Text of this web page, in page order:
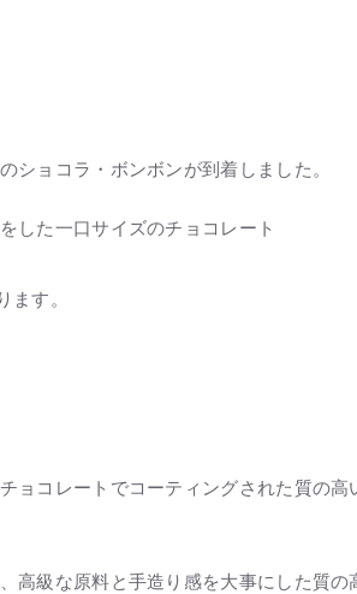
ショコラ・ボンボンが到着しました。
した一口サイズのチョコレート
ます。
ョコレートでコーティングされた質の
高級な原料と手造り感を大事にした質の